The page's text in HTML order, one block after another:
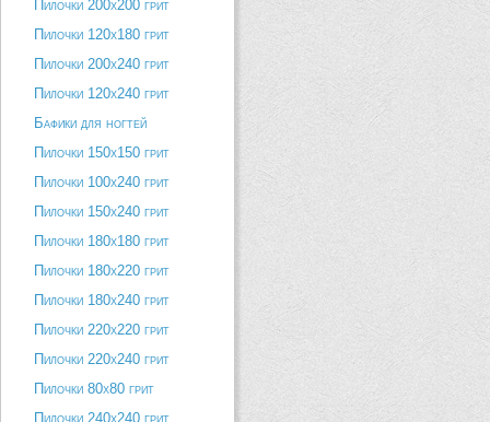
Пилочки 200х200 грит
Пилочки 120х180 грит
Пилочки 200х240 грит
Пилочки 120х240 грит
Бафики для ногтей
Пилочки 150х150 грит
Пилочки 100х240 грит
Пилочки 150х240 грит
Пилочки 180х180 грит
Пилочки 180х220 грит
Пилочки 180х240 грит
Пилочки 220х220 грит
Пилочки 220х240 грит
Пилочки 80х80 грит
Пилочки 240х240 грит